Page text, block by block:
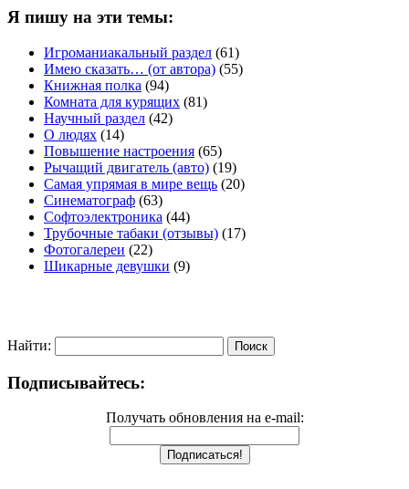
Я пишу на эти темы:
Игроманиакальный раздел (61)
Имею сказать… (от автора) (55)
Книжная полка (94)
Комната для курящих (81)
Научный раздел (42)
О людях (14)
Повышение настроения (65)
Рычащий двигатель (авто) (19)
Самая упрямая в мире вещь (20)
Синематограф (63)
Софтоэлектроника (44)
Трубочные табаки (отзывы) (17)
Фотогалереи (22)
Шикарные девушки (9)
Найти:
Подписывайтесь:
Получать обновления на e-mail: